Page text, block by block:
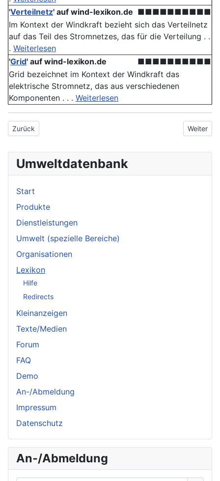
'Verteilnetz' auf wind-lexikon.de ■■■■■■■■■■
Im Kontext der Windkraft bezieht sich das Verteilnetz
auf das Teil des Stromnetzes, das für die Verteilung . .
. Weiterlesen
'Grid' auf wind-lexikon.de
■■■■■■■■■■
Grid bezeichnet im Kontext der Windkraft das
elektrische Stromnetz, das aus verschiedenen
Komponenten . . . Weiterlesen
Vorheriger Beitrag: Stromeinspeisungsgesetz
Zurück Nächster
Weiter
Umweltdatenbank
Start
Produkte
Dienstleistungen
Umwelt (spezielle Bereiche)
Organisationen
Lexikon
Hilfe
Redirects
Kleinanzeigen
Texte/Medien
Forum
FAQ
Demo
An-/Abmeldung
Impressum
Datenschutz
An-/Abmeldung